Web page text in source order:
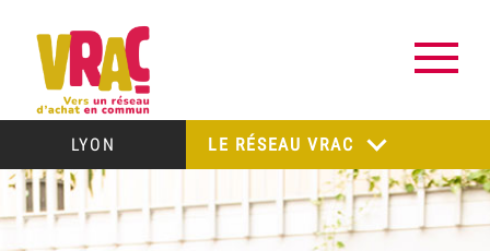
LYON LE RÉSEAU VRAC